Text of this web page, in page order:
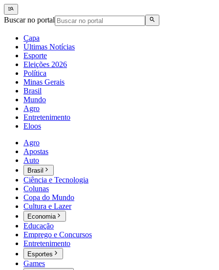
Buscar no portal
Capa
Últimas Notícias
Esporte
Eleições 2026
Política
Minas Gerais
Brasil
Mundo
Agro
Entretenimento
Eloos
Agro
Apostas
Auto
Brasil
Ciência e Tecnologia
Colunas
Copa do Mundo
Cultura e Lazer
Economia
Educação
Emprego e Concursos
Entretenimento
Esportes
Games